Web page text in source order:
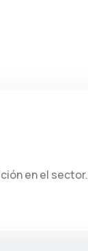
en el sector.